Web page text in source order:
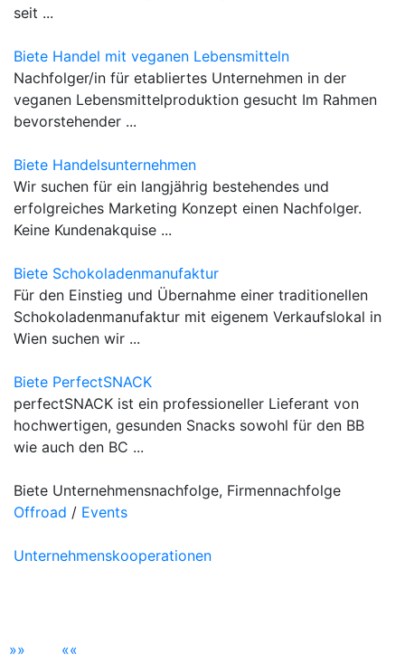
seit ...
Biete Handel mit veganen Lebensmitteln
Nachfolger/in für etabliertes Unternehmen in der
veganen Lebensmittelproduktion gesucht Im Rahmen
bevorstehender ...
Biete Handelsunternehmen
Wir suchen für ein langjährig bestehendes und
erfolgreiches Marketing Konzept einen Nachfolger.
Keine Kundenakquise ...
Biete Schokoladenmanufaktur
Für den Einstieg und Übernahme einer traditionellen
Schokoladenmanufaktur mit eigenem Verkaufslokal in
Wien suchen wir ...
Biete PerfectSNACK
perfectSNACK ist ein professioneller Lieferant von
hochwertigen, gesunden Snacks sowohl für den BB
wie auch den BC ...
Biete Unternehmensnachfolge, Firmennachfolge
Offroad / Events
Unternehmenskooperationen
»» ««